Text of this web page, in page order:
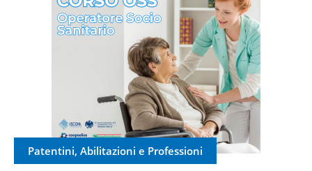
Patentini, Abilitazioni e Professioni